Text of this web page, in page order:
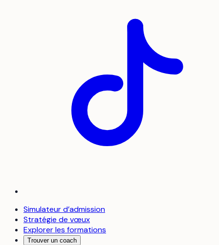
Simulateur d’admission
Stratégie de vœux
Explorer les formations
Trouver un coach